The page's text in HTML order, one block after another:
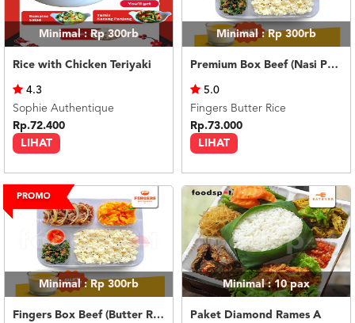
Minimal : Rp 300rb
Rice with Chicken Teriyaki
LIHAT
4.3
Sophie Authentique
Rp.72.400
Minimal : Rp 300rb
Premium Box Beef (Nasi Putih) Silky Pudding
LIHAT
5.0
Fingers Butter Rice
Rp.73.000
Minimal : Rp 300rb
Fingers Box Beef (Butter Rice) Silky Pudding
Minimal : 10pax
Paket Diamond Rames A